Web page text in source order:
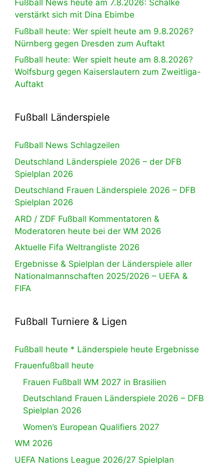
Fußball News heute am 7.8.2026: Schalke
verstärkt sich mit Dina Ebimbe
Fußball heute: Wer spielt heute am 9.8.2026?
Nürnberg gegen Dresden zum Auftakt
Fußball heute: Wer spielt heute am 8.8.2026?
Wolfsburg gegen Kaiserslautern zum Zweitliga-
Auftakt
Fußball Länderspiele
Fußball News Schlagzeilen
Deutschland Länderspiele 2026 – der DFB
Spielplan 2026
Deutschland Frauen Länderspiele 2026 – DFB
Spielplan 2026
ARD / ZDF Fußball Kommentatoren &
Moderatoren heute bei der WM 2026
Aktuelle Fifa Weltrangliste 2026
Ergebnisse & Spielplan der Länderspiele aller
Nationalmannschaften 2025/2026 – UEFA &
FIFA
Fußball Turniere & Ligen
Fußball heute * Länderspiele heute Ergebnisse
Frauenfußball heute
Frauen Fußball WM 2027 in Brasilien
Deutschland Frauen Länderspiele 2026 – DFB
Spielplan 2026
Women’s European Qualifiers 2027
WM 2026
UEFA Nations League 2026/27 Spielplan